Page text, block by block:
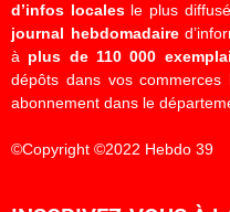
d’infos localesle plus
journal hebdomadaire
à plus de 110 000
dépôts dans vos
abonnement dans le
©Copyright ©2022 Hebdo 39